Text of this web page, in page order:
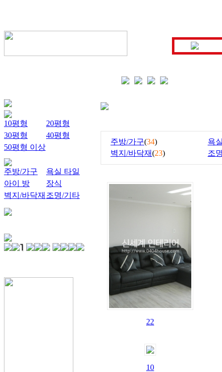
10평형
20평형
30평형
40평형
50평형 이상
주방/가구
욕실 타일
아이 방
장식
벽지/바닥재 조명/기타
주방/가구(34)
욕
벽지/바닥재(23) 조
22
10